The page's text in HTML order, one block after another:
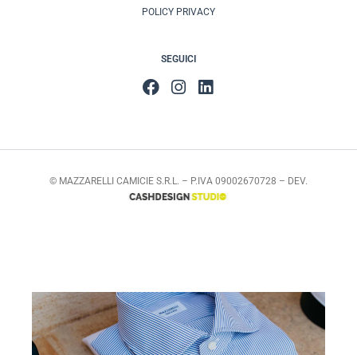
POLICY PRIVACY
SEGUICI
© MAZZARELLI CAMICIE S.R.L. – P.IVA 09002670728 – DEV.